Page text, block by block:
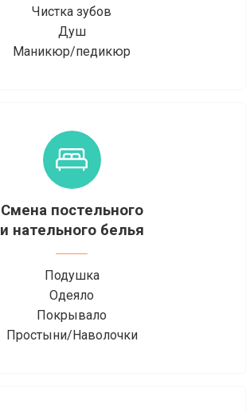
Чистка зубов
Душ
Маникюр/педикюр
Смена постельного
и нательного белья
Подушка
Одеяло
Покрывало
Простыни/Наволочки